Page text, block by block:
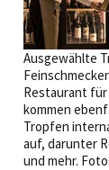
Ausgewählte
Restaurant
kommen
Tropfen
auf, darunter
und mehr.